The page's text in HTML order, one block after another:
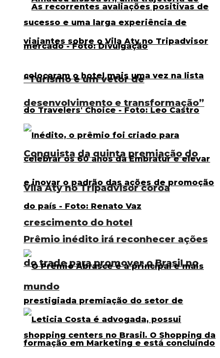
“Turismo é um vetor de
desenvolvimento e transformação”
Prêmio inédito irá reconhecer ações
do trade para promover o Brasil no
mundo
Conquista da quinta premiação do
Vila Aty no Tripadvisor coroa
crescimento do hotel